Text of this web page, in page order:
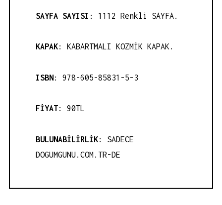
SAYFA SAYISI : 1112 Renkli SAYFA.
KAPAK: KABARTMALI KOZMİK KAPAK.
ISBN: 978-605-85831-5-3
FİYAT: 90TL
BULUNABİLİRLİK: SADECE
DOGUMGUNU.COM.TR-DE